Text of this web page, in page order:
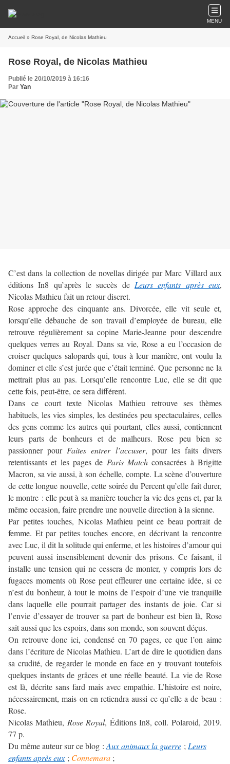
MENU
Accueil » Rose Royal, de Nicolas Mathieu
Rose Royal, de Nicolas Mathieu
Publié le 20/10/2019 à 16:16
Par Yan
C’est dans la collection de novellas dirigée par Marc Villard aux
éditions In8 qu’après le succès de Leurs enfants après eux,
Nicolas Mathieu fait un retour discret.
Rose approche des cinquante ans. Divorcée, elle vit seule et,
lorsqu’elle débauche de son travail d’employée de bureau, elle
retrouve régulièrement sa copine Marie-Jeanne pour descendre
quelques verres au Royal. Dans sa vie, Rose a eu l’occasion de
croiser quelques salopards qui, tous à leur manière, ont voulu la
dominer et elle s’est jurée que c’était terminé. Que personne ne la
mettrait plus au pas. Lorsqu’elle rencontre Luc, elle se dit que
cette fois, peut-être, ce sera différent.
Dans ce court texte Nicolas Mathieu retrouve ses thèmes
habituels, les vies simples, les destinées peu spectaculaires, celles
des gens comme les autres qui pourtant, elles aussi, contiennent
leurs parts de bonheurs et de malheurs. Rose peu bien se
passionner pour Faites entrer l’accuser, pour les faits divers
retentissants et les pages de Paris Match consacrées à Brigitte
Macron, sa vie aussi, à son échelle, compte. La scène d’ouverture
de cette longue nouvelle, cette soirée du Percent qu’elle fait durer,
le montre : elle peut à sa manière toucher la vie des gens et, par la
même occasion, faire prendre une nouvelle direction à la sienne.
Par petites touches, Nicolas Mathieu peint ce beau portrait de
femme. Et par petites touches encore, en décrivant la rencontre
avec Luc, il dit la solitude qui enferme, et les histoires d’amour qui
peuvent aussi insensiblement devenir des prisons. Ce faisant, il
installe une tension qui ne cessera de monter, y compris lors de
fugaces moments où Rose peut effleurer une certaine idée, si ce
n’est du bonheur, à tout le moins de l’espoir d’une vie tranquille
dans laquelle elle pourrait partager des instants de joie. Car si
l’envie d’essayer de trouver sa part de bonheur est bien là, Rose
sait aussi que les espoirs, dans son monde, son souvent déçus.
On retrouve donc ici, condensé en 70 pages, ce que l’on aime
dans l’écriture de Nicolas Mathieu. L’art de dire le quotidien dans
sa crudité, de regarder le monde en face en y trouvant toutefois
quelques instants de grâces et une réelle beauté. La vie de Rose
est là, décrite sans fard mais avec empathie. L’histoire est noire,
nécessairement, mais on en retiendra aussi ce qu’elle a de beau :
Rose.
Nicolas Mathieu, Rose Royal, Éditions In8, coll. Polaroid, 2019.
77 p.
Du même auteur sur ce blog : Aux animaux la guerre ; Leurs
enfants après eux ; Connemara ;